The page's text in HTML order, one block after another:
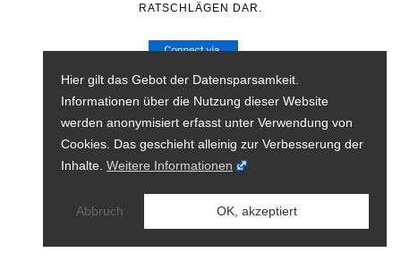
RATSCHLÄGEN DAR.
Hier gilt das Gebot der Datensparsamkeit.
Informationen über die Nutzung dieser Website
werden anonymisiert erfasst unter Verwendung von
Cookies. Das geschieht alleinig zur Verbesserung der
Inhalte. Weitere Informationen
Abbruch OK, akzeptiert